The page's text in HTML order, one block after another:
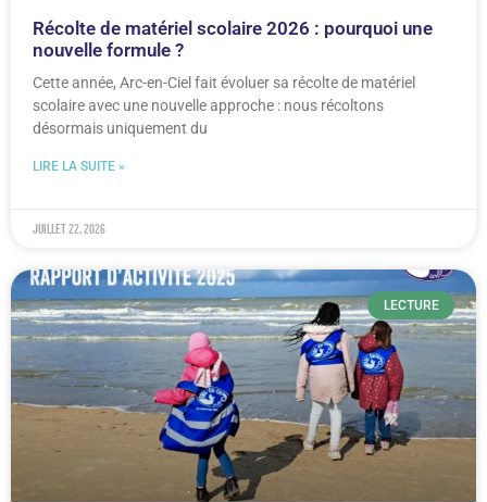
Récolte de matériel scolaire 2026 : pourquoi une
nouvelle formule ?
Cette année, Arc-en-Ciel fait évoluer sa récolte de matériel
scolaire avec une nouvelle approche : nous récoltons
désormais uniquement du
LIRE LA SUITE »
juillet 22, 2026
LECTURE